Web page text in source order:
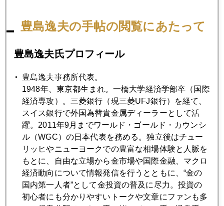
マネー御三家
2007年11月27日
2007年11月26日
連休中も続騰
2007年11月22日
マーケットが忘れかけていること
2007年11月21日
豊島逸夫の手帖の閲覧にあたって
豊島逸夫氏プロフィール
豊島逸夫事務所代表。
1948年、東京都生まれ。一橋大学経済学部卒（国際
経済専攻）。三菱銀行（現三菱UFJ銀行）を経て、
スイス銀行で外国為替貴金属ディーラーとして活
躍。2011年9月までワールド・ゴールド・カウンシ
ル（WGC）の日本代表を務める。独立後はチュー
リッヒやニューヨークでの豊富な相場体験と人脈を
もとに、自由な立場から金市場や国際金融、マクロ
経済動向について情報発信を行うとともに、“金の
国内第一人者”として金投資の普及に尽力。投資の
初心者にも分かりやすいトークや文章にファンも多